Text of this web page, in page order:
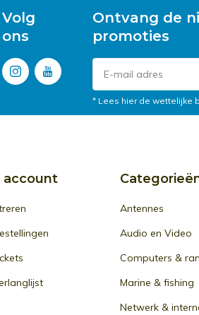
Volg
ons
Ontvang de
promoties
* Lees hier de wettelijke
account
Antennes
Audio en Video
Computers &
Marine & fishing
Netwerk &